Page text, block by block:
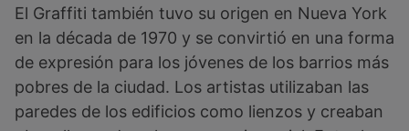
El Graffiti también tuvo su origen en Nueva York
en la década de 1970 y se convirtió en una forma
de expresión para los jóvenes de los barrios más
pobres de la ciudad. Los artistas utilizaban las
paredes de los edificios como lienzos y creaban